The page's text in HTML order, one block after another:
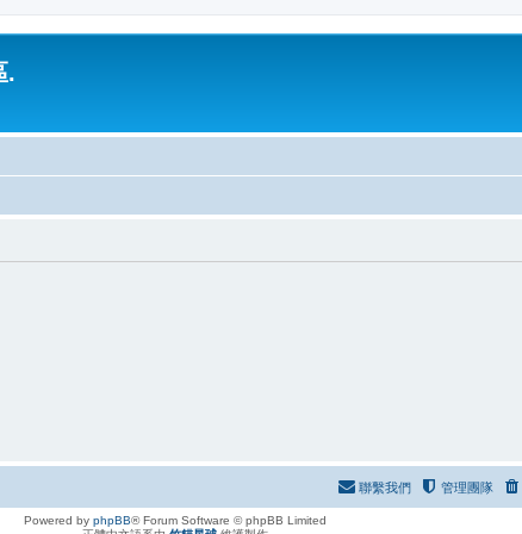
.
管理團隊
聯繫我們
Powered by phpBB® Forum Software © phpBB Limited